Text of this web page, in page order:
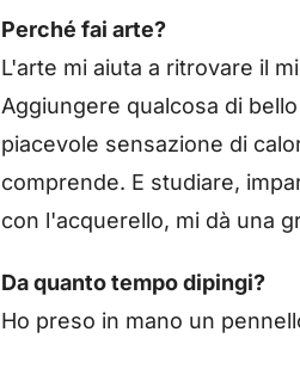
Perché fai arte?
L'arte mi aiuta a ritrovare il
Aggiungere qualcosa di
piacevole sensazione di
comprende. E studiare,
con l'acquerello, mi dà una
Da quanto tempo dipingi?
Ho preso in mano un